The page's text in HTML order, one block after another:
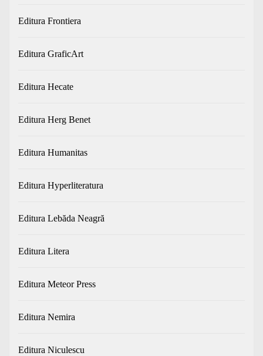
Editura Frontiera
Editura GraficArt
Editura Hecate
Editura Herg Benet
Editura Humanitas
Editura Hyperliteratura
Editura Lebăda Neagră
Editura Litera
Editura Meteor Press
Editura Nemira
Editura Niculescu